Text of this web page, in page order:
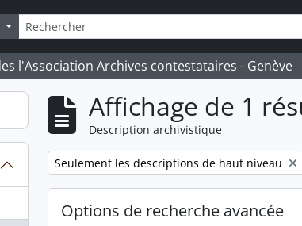
Search options
l'Association Archives contestataires - Genève
Affichage de 1
Description archivistique
Remove filter:
Seulement les descriptions de haut niveau
Options de recherche avancée